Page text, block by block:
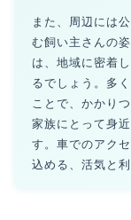
また、周辺には
む飼い主さんの
は、地域に密着
るでしょう。多
ことで、かかり
家族にとって身
す。車でのアク
込める、活気と